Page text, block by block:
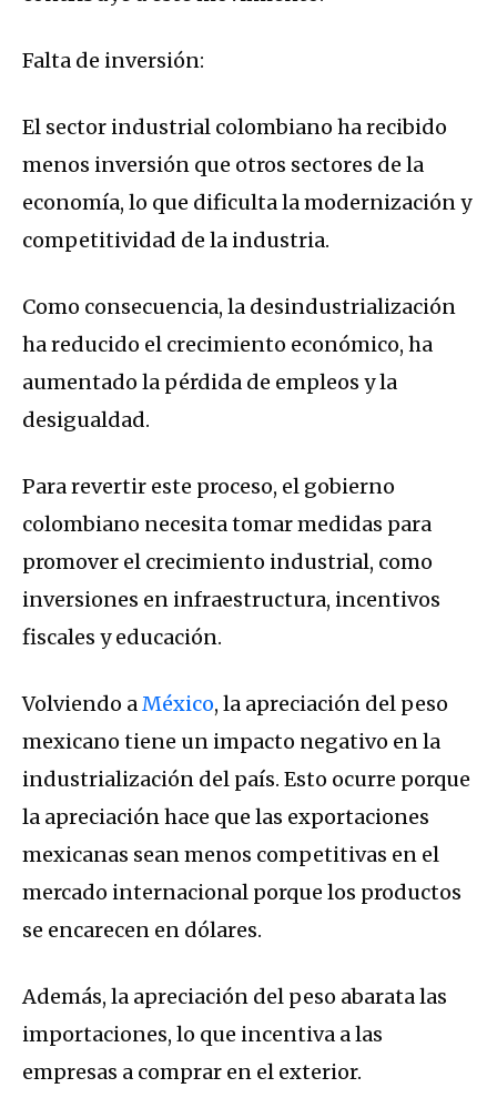
Falta de inversión:
El sector industrial colombiano ha recibido
menos inversión que otros sectores de la
economía, lo que dificulta la modernización y
competitividad de la industria.
Como consecuencia, la desindustrialización
ha reducido el crecimiento económico, ha
aumentado la pérdida de empleos y la
desigualdad.
Para revertir este proceso, el gobierno
colombiano necesita tomar medidas para
promover el crecimiento industrial, como
inversiones en infraestructura, incentivos
fiscales y educación.
Volviendo aMéxico, la apreciación del peso
mexicano tiene un impacto negativo en la
industrialización del país. Esto ocurre porque
la apreciación hace que las exportaciones
mexicanas sean menos competitivas en el
mercado internacional porque los productos
se encarecen en dólares.
Además, la apreciación del peso abarata las
importaciones, lo que incentiva a las
empresas a comprar en el exterior.